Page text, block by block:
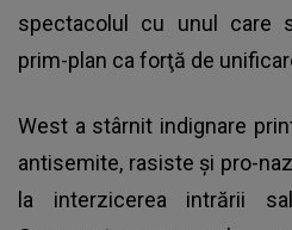
spectacolul cu unul care
prim-plan ca forţă de
West a stârnit indignare
antisemite, rasiste şi pro-
la interzicerea intrării